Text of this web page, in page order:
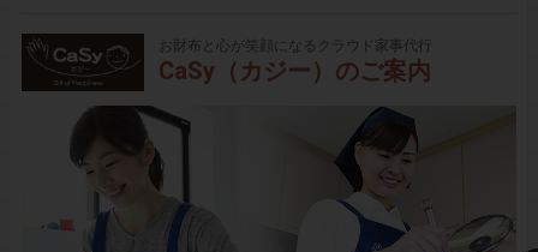
お財布と心が笑顔になるクラウド家事代行
CaSy（カジー）のご案内